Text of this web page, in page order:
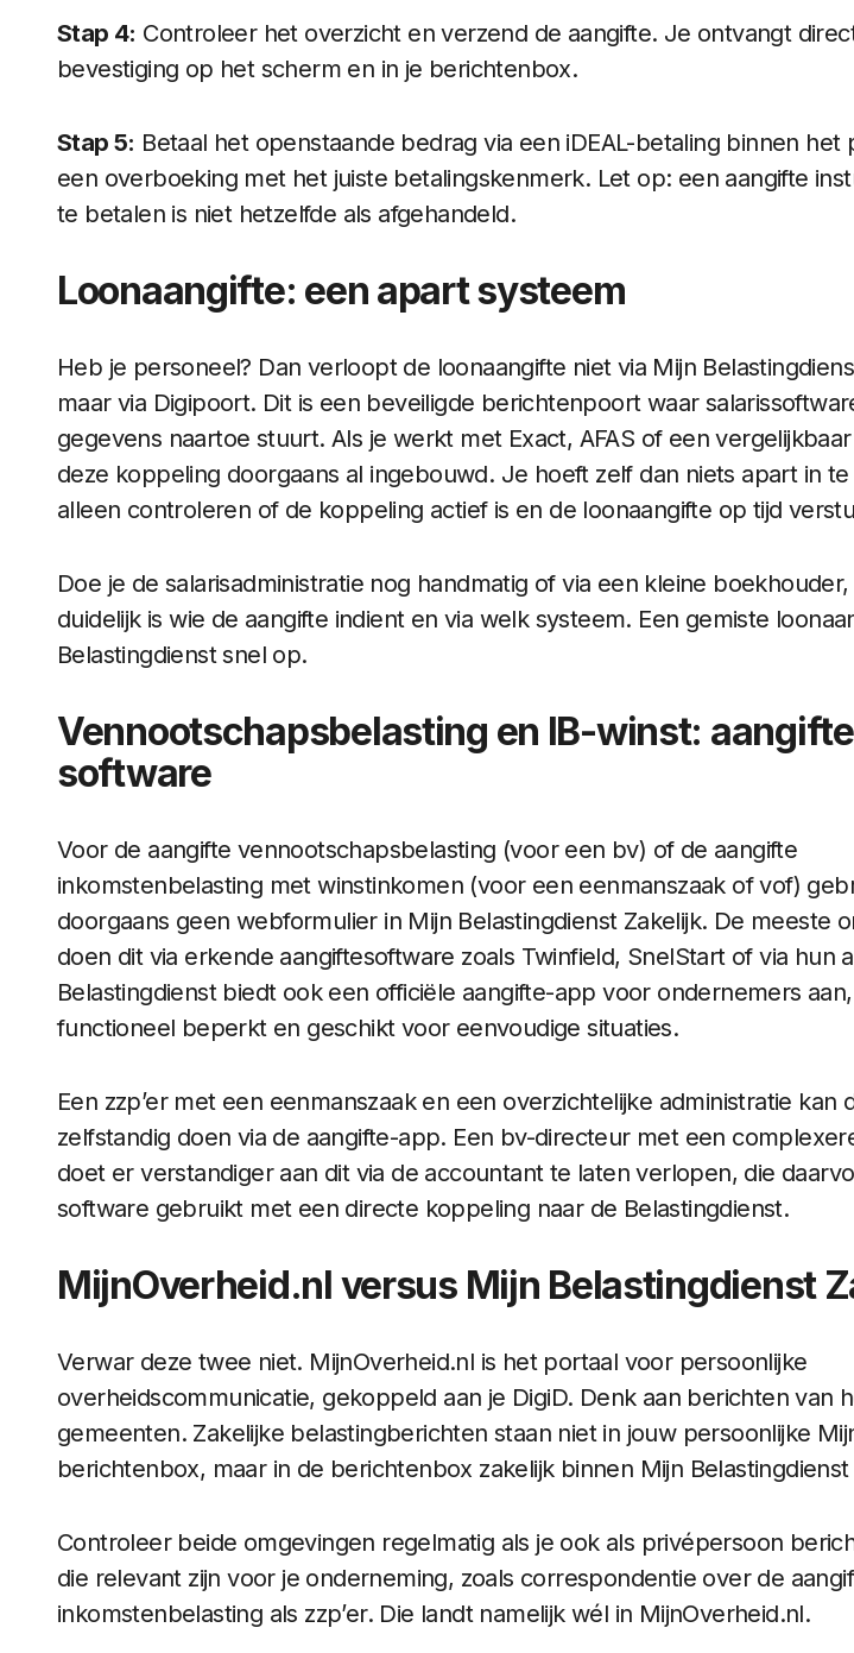
Stap 4: Controleer het overzicht en verzend de aangifte. Je ontvangt
bevestiging op het scherm en in je berichtenbox.
Stap 5: Betaal het openstaande bedrag via een iDEAL-betaling binnen het
een overboeking met het juiste betalingskenmerk. Let op: een aangifte
te betalen is niet hetzelfde als afgehandeld.
Loonaangifte: een apart systeem
Heb je personeel? Dan verloopt de loonaangifte niet via Mijn
maar via Digipoort. Dit is een beveiligde berichtenpoort waar
gegevens naartoe stuurt. Als je werkt met Exact, AFAS of een
deze koppeling doorgaans al ingebouwd. Je hoeft zelf dan niets apart in
alleen controleren of de koppeling actief is en de loonaangifte op tijd
Doe je de salarisadministratie nog handmatig of via een kleine
duidelijk is wie de aangifte indient en via welk systeem. Een gemiste
Belastingdienst snel op.
Vennootschapsbelasting en IB-winst:
software
Voor de aangifte vennootschapsbelasting (voor een bv) of de aangifte
inkomstenbelasting met winstinkomen (voor een eenmanszaak of vof)
doorgaans geen webformulier in Mijn Belastingdienst Zakelijk. De meeste
doen dit via erkende aangiftesoftware zoals Twinfield, SnelStart of via hun
Belastingdienst biedt ook een officiële aangifte-app voor ondernemers
functioneel beperkt en geschikt voor eenvoudige situaties.
Een zzp’er met een eenmanszaak en een overzichtelijke administratie kan
zelfstandig doen via de aangifte-app. Een bv-directeur met een
doet er verstandiger aan dit via de accountant te laten verlopen, die
software gebruikt met een directe koppeling naar de Belastingdienst.
MijnOverheid.nl versus Mijn Belastingdienst
Verwar deze twee niet. MijnOverheid.nl is het portaal voor persoonlijke
overheidscommunicatie, gekoppeld aan je DigiD. Denk aan berichten van
gemeenten. Zakelijke belastingberichten staan niet in jouw persoonlijke
berichtenbox, maar in de berichtenbox zakelijk binnen Mijn Belastingdienst
Controleer beide omgevingen regelmatig als je ook als privépersoon
die relevant zijn voor je onderneming, zoals correspondentie over de
inkomstenbelasting als zzp’er. Die landt namelijk wél in MijnOverheid.nl.